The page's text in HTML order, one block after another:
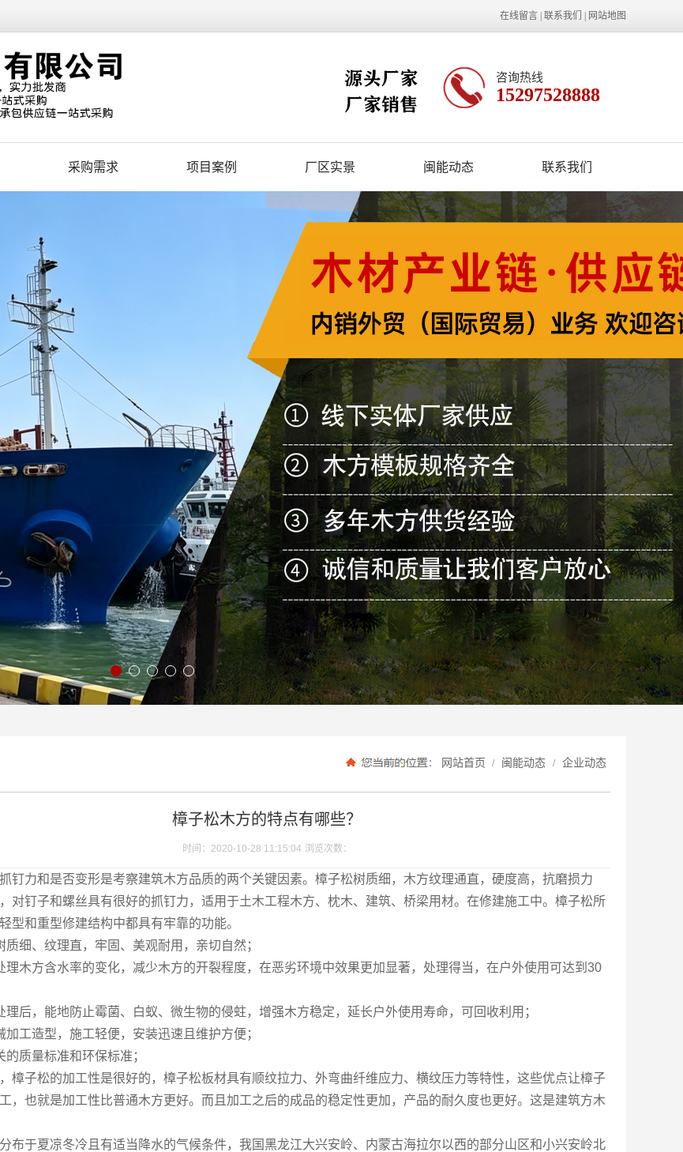
在线留言 联系我们 网站地图
咨询热线
15297528888
采购需求 项目案例 厂区实景 闽能动态 联系我们
网站首页 / 闽能动态 / 企业动态
樟子松木方的特点有哪些？
时间：2020-10-28 11:15:04 浏览次数：
钉力和是否变形是考察建筑木方品质的两个关键因素。樟子松树质细，木方纹理通直，硬度高，抗磨损力
对钉子和螺丝具有很好的抓钉力，适用于土木工程木方、枕木、建筑、桥梁用材。在修建施工中。樟子松所
型和重型修建结构中都具有牢靠的功能。
细、纹理直，牢固、美观耐用，亲切自然；
木方含水率的变化，减少木方的开裂程度，在恶劣环境中效果更加显著，处理得当，在户外使用可达到30
后，能地防止霉菌、白蚁、微生物的侵蛀，增强木方稳定，延长户外使用寿命，可回收利用；
工造型，施工轻便，安装迅速且维护方便；
质量标准和环保标准；
樟子松的加工性是很好的，樟子松板材具有顺纹拉力、外弯曲纤维应力、横纹压力等特性，这些优点让樟子
，也就是加工性比普通木方更好。而且加工之后的成品的稳定性更加，产品的耐久度也更好。这是建筑方木
布于夏凉冬冷且有适当降水的气候条件，我国黑龙江大兴安岭、内蒙古海拉尔以西的部分山区和小兴安岭北